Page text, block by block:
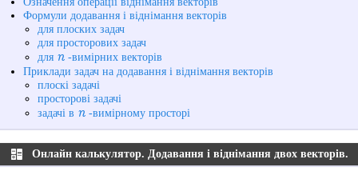
Формули додавання і віднімання векторів
для плоских задач
для просторових задач
для n-вимірних векторів
Приклади задач на додавання і віднімання векторів
плоскі задачі
просторові задачі
задачі в n-вимірному просторі
Онлайн калькулятор. Додавання і віднімання двох векторів.